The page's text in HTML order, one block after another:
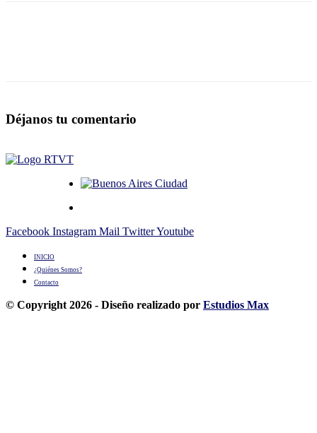
Déjanos tu comentario
Facebook Instagram Mail TwitterYoutube
INICIO
¿Quiénes Somos?
Contacto
© Copyright 2026 - Diseño realizado por Estudios Max